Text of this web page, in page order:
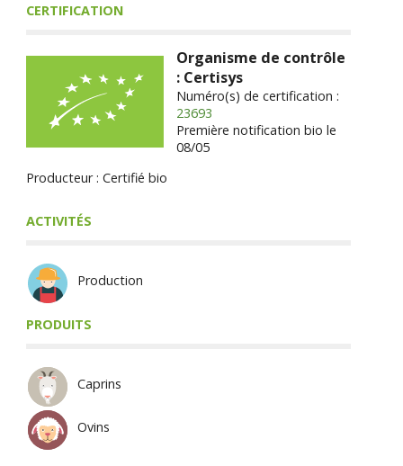
CERTIFICATION
Organisme de contrôle
: Certisys
Numéro(s) de certification :
23693
Première notification bio le
08/05
Producteur : Certifié bio
ACTIVITÉS
Production
PRODUITS
Caprins
Ovins